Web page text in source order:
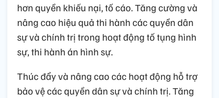
hơn quyền khiếu nại, tố cáo. Tăng cường và
nâng cao hiệu quả thi hành các quyền dân
sự và chính trị trong hoạt động tố tụng hình
sự, thi hành án hình sự.
Thúc đẩy và nâng cao các hoạt động hỗ trợ
bảo vệ các quyền dân sự và chính trị. Tăng